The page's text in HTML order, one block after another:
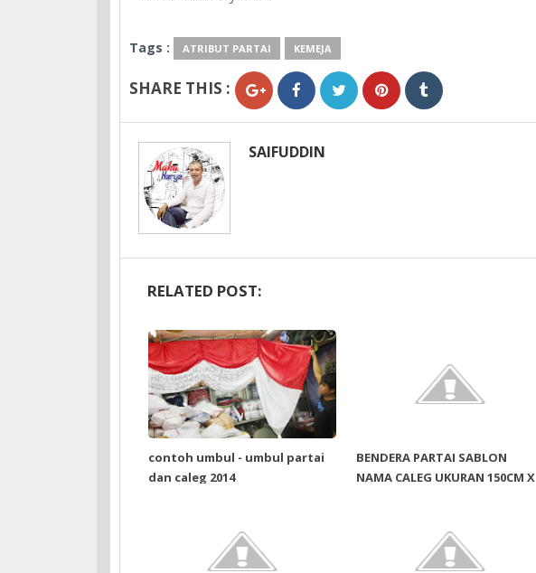
Tags : ATRIBUT PARTAI KEMEJA
SHARE THIS :
SAIFUDDIN
RELATED POST:
contoh umbul - umbul partai
dan caleg 2014
BENDERA PARTAI SABLON
NAMA CALEG UKURAN 150CM X